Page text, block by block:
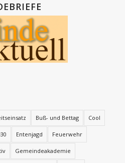
Buß- und Bettag Cool
Entenjagd Feuerwehr
Gemeindeakademie